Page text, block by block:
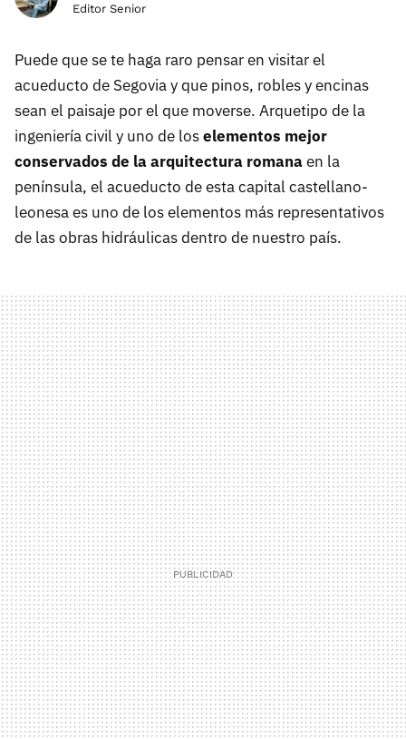
Editor Senior
Puede que se te haga raro pensar en visitar el
acueducto de Segovia y que pinos, robles y encinas
sean el paisaje por el que moverse. Arquetipo de la
ingeniería civil y uno de loselementos mejor
conservados de la arquitectura romanaen la
península, el acueducto de esta capital castellano-
leonesa es uno de los elementos más representativos
de las obras hidráulicas dentro de nuestro país.